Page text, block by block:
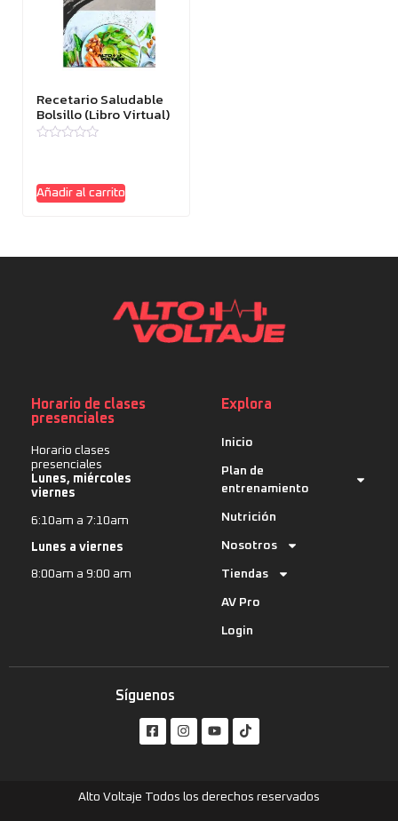
Recetario Saludable
Bolsillo (Libro Virtual)
de
5
Añadir al carrito
Horario de clases
presenciales
Horario clases
presenciales
Lunes, miércoles
viernes
6:10am a 7:10am
Lunes a viernes
8:00am a 9:00 am
Explora
Inicio
Plan de
entrenamiento
Nutrición
Nosotros
Tiendas
AV Pro
Login
Síguenos
Alto Voltaje Todos los derechos reservados